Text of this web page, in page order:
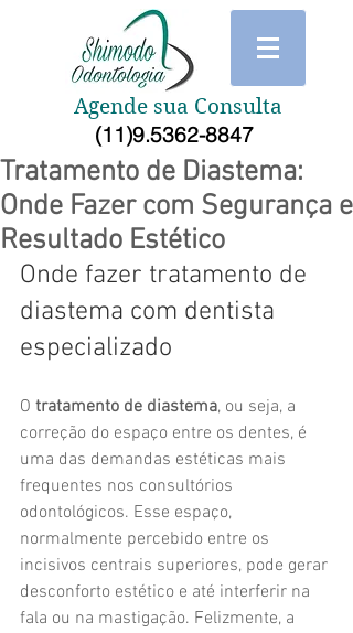
Agende sua Consulta
(11)9.5362-8847
Tratamento de Diastema:
Onde Fazer com Segurança e
Resultado Estético
Onde fazer tratamento de
diastema com dentista
especializado
O tratamento de diastema, ou seja, a
correção do espaço entre os dentes, é
uma das demandas estéticas mais
frequentes nos consultórios
odontológicos. Esse espaço,
normalmente percebido entre os
incisivos centrais superiores, pode gerar
desconforto estético e até interferir na
fala ou na mastigação. Felizmente, a